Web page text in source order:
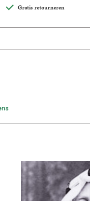
Gratis retourneren